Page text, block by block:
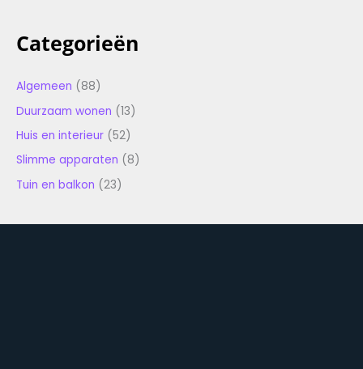
Categorieën
Algemeen (88)
Duurzaam wonen (13)
Huis en interieur (52)
Slimme apparaten (8)
Tuin en balkon (23)